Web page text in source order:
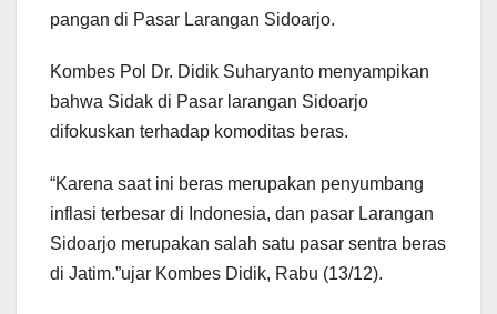
pangan di Pasar Larangan Sidoarjo.
Kombes Pol Dr. Didik Suharyanto menyampikan
bahwa Sidak di Pasar larangan Sidoarjo
difokuskan terhadap komoditas beras.
“Karena saat ini beras merupakan penyumbang
inflasi terbesar di Indonesia, dan pasar Larangan
Sidoarjo merupakan salah satu pasar sentra beras
di Jatim.”ujar Kombes Didik, Rabu (13/12).